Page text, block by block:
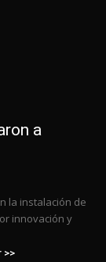
a
la instalación de
innovación y
>>